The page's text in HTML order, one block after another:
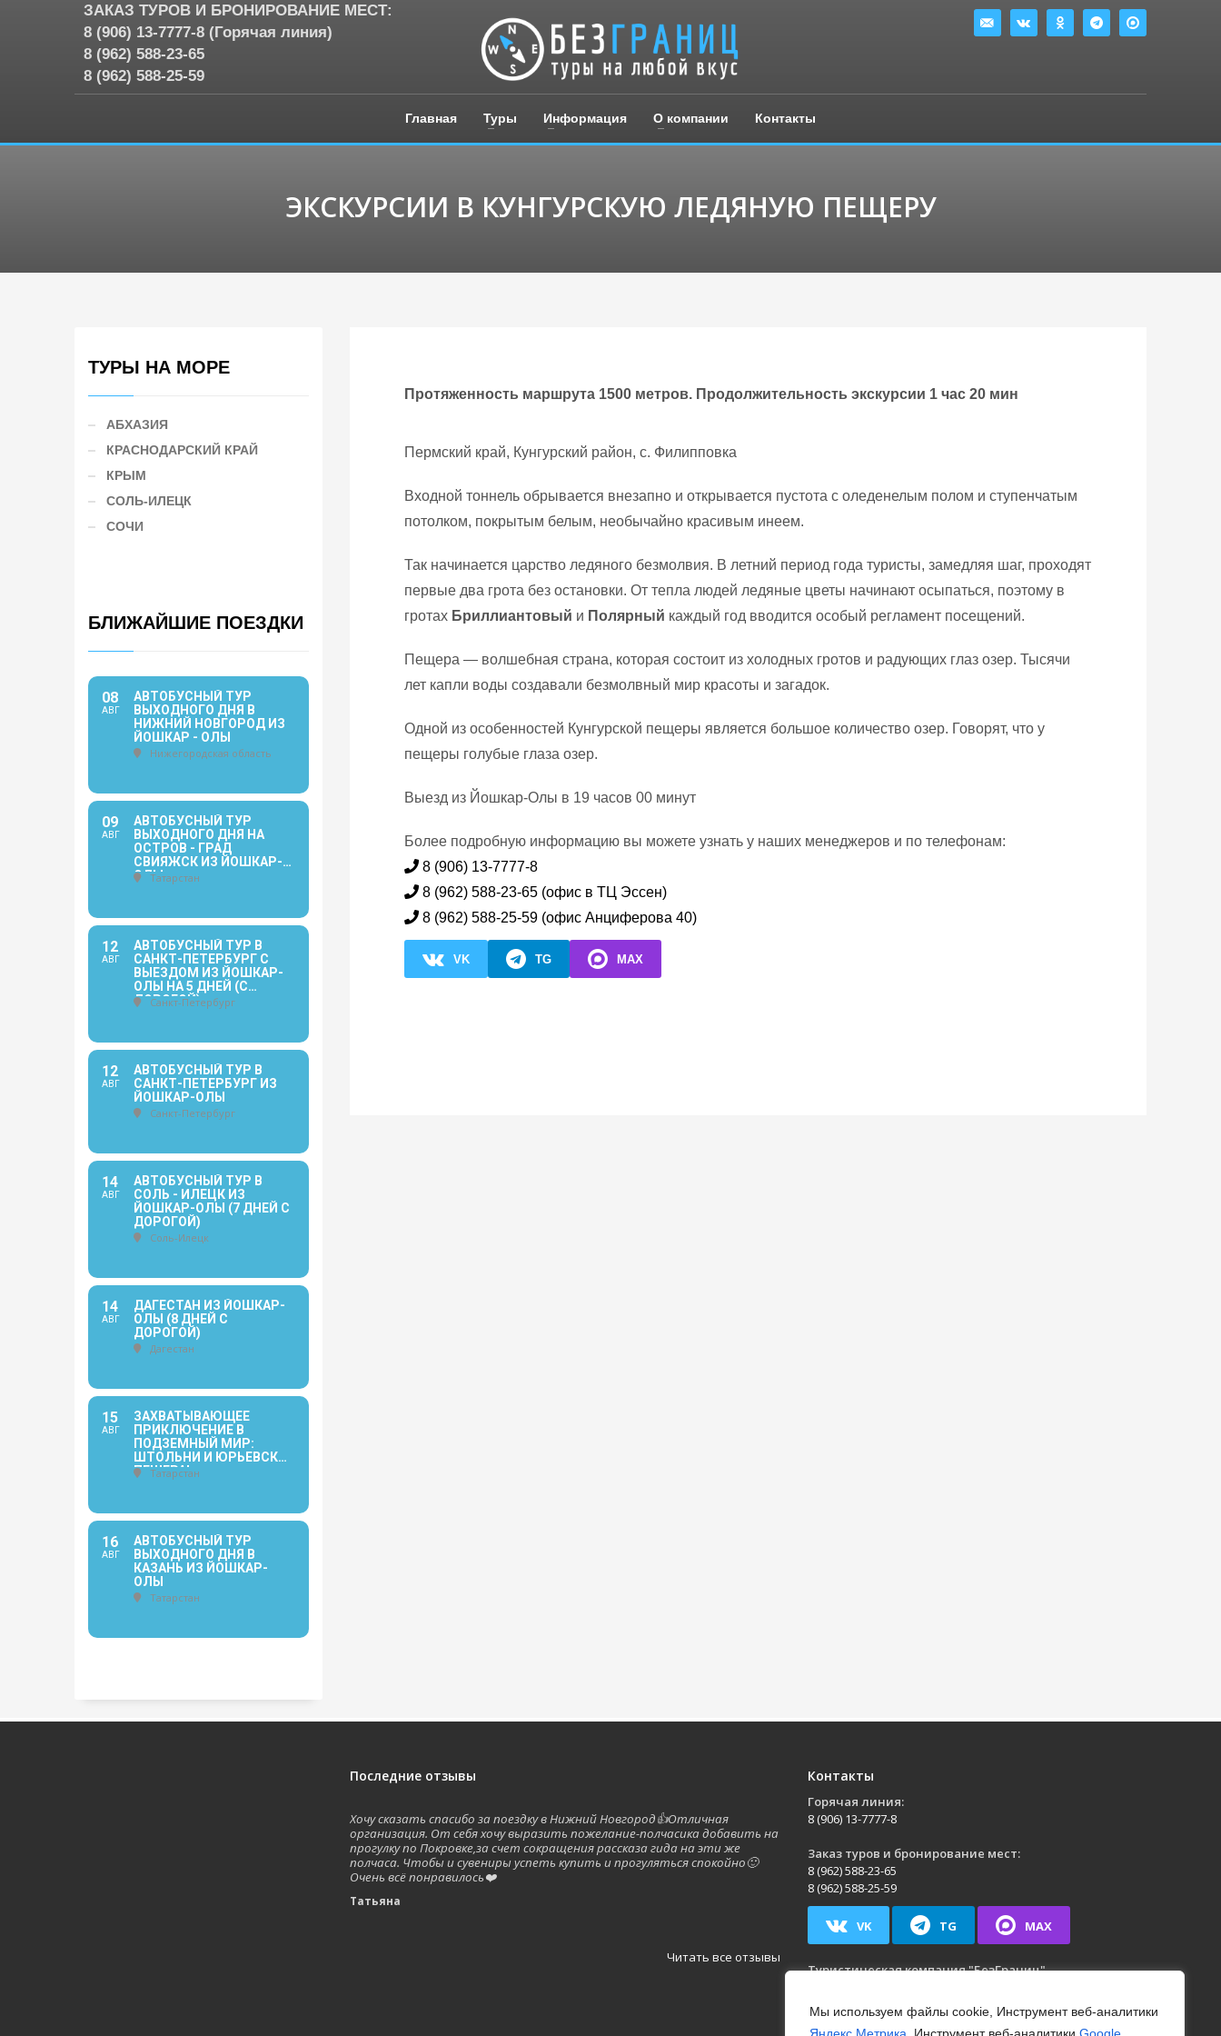
Мы используем файлы cookie, Инструмент веб-аналитики
ЗАКАЗ ТУРОВ И БРОНИРОВАНИЕ МЕСТ:
8 (906) 13-7777-8 (Горячая линия)
8 (962) 588-23-65
8 (962) 588-25-59
Главная Туры Информация О компании Контакты
ЭКСКУРСИИ В КУНГУРСКУЮ ЛЕДЯНУЮ ПЕЩЕРУ
Протяженность маршрута 1500 метров. Продолжительность экскурсии 1 час 20 мин
Пермский край, Кунгурский район, с. Филипповка
Входной тоннель обрывается внезапно и открывается пустота с оледенелым полом и ступенчатым
потолком, покрытым белым, необычайно красивым инеем.
Так начинается царство ледяного безмолвия. В летний период года туристы, замедляя шаг, проходят
первые два грота без остановки. От тепла людей ледяные цветы начинают осыпаться, поэтому в
гротах Бриллиантовый и Полярный каждый год вводится особый регламент посещений.
Пещера — волшебная страна, которая состоит из холодных гротов и радующих глаз озер. Тысячи
лет капли воды создавали безмолвный мир красоты и загадок.
Одной из особенностей Кунгурской пещеры является большое количество озер. Говорят, что у
пещеры голубые глаза озер.
Выезд из Йошкар-Олы в 19 часов 00 минут
Более подробную информацию вы можете узнать у наших менеджеров и по телефонам:
8 (906) 13-7777-8
8 (962) 588-23-65 (офис в ТЦ Эссен)
8 (962) 588-25-59 (офис Анциферова 40)
VK TG MAX
ТУРЫ НА МОРЕ
АБХАЗИЯ
КРАСНОДАРСКИЙ КРАЙ
КРЫМ
СОЛЬ-ИЛЕЦК
СОЧИ
БЛИЖАЙШИЕ ПОЕЗДКИ
08
АВГ
АВТОБУСНЫЙ ТУР
ВЫХОДНОГО ДНЯ В
НИЖНИЙ НОВГОРОД ИЗ
ЙОШКАР - ОЛЫ
Нижегородская область
09
АВГ
АВТОБУСНЫЙ ТУР
ВЫХОДНОГО ДНЯ НА
ОСТРОВ - ГРАД
СВИЯЖСК ИЗ ЙОШКАР-
ОЛЫТатарстан
12
АВГ
АВТОБУСНЫЙ ТУР В
САНКТ-ПЕТЕРБУРГ С
ВЫЕЗДОМ ИЗ ЙОШКАР-
ОЛЫ НА 5 ДНЕЙ (С
ДОРОГОЙ)
Санкт-Петербург
12
АВГ
АВТОБУСНЫЙ ТУР В
САНКТ-ПЕТЕРБУРГ ИЗ
ЙОШКАР-ОЛЫ
Санкт-Петербург
14
АВГ
АВТОБУСНЫЙ ТУР В
СОЛЬ - ИЛЕЦК ИЗ
ЙОШКАР-ОЛЫ (7 ДНЕЙ С
ДОРОГОЙ)
Соль-Илецк
14
АВГ
ДАГЕСТАН ИЗ ЙОШКАР-
ОЛЫ (8 ДНЕЙ С
ДОРОГОЙ)
Дагестан
15
АВГ
ЗАХВАТЫВАЮЩЕЕ
ПРИКЛЮЧЕНИЕ В
ПОДЗЕМНЫЙ МИР:
ШТОЛЬНИ И ЮРЬЕВСКАЯ
ПЕЩЕРА!
Татарстан
16
АВГ
АВТОБУСНЫЙ ТУР
ВЫХОДНОГО ДНЯ В
КАЗАНЬ ИЗ ЙОШКАР-
ОЛЫ
Татарстан
Последние отзывы
Хочу сказать спасибо за поездку в Нижний Новгород👍Отличная
организация. От себя хочу выразить пожелание-полчасика добавить на
прогулку по Покровке,за счет сокращения рассказа гида на эти же
полчаса. Чтобы и сувениры успеть купить и прогуляться спокойно🙂
Очень всё понравилось❤️
Татьяна
Читать все отзывы
Контакты
Горячая линия:
8 (906) 13-7777-8
Заказ туров и бронирование мест:
8 (962) 588-23-65
8 (962) 588-25-59
VK TG MAX
Туристическая компания"БезГраниц"
Пн.-Пт.: с 09:00 до 17:00